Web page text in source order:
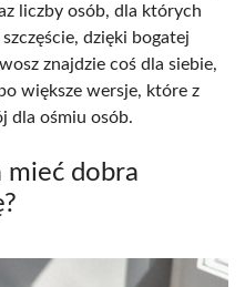
liczby osób, dla których
dzięki bogatej
znajdzie coś dla siebie,
większe wersje, które z
dla ośmiu osób.
mieć dobra